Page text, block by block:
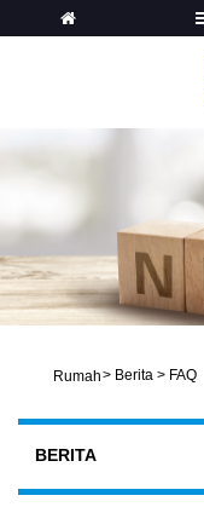
Rumah> Berita > FAQ
BERITA